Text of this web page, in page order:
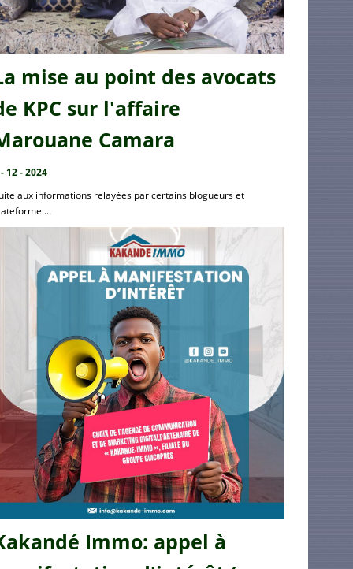
mise au point des avocats
KPC sur l'affaire
Camara
12 - 2024
aux informations relayées par certains blogueurs et
...
Immo: appel à